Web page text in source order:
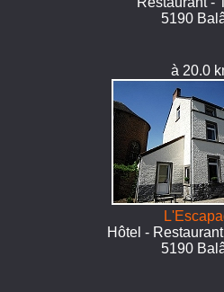
5190
à 20.0
Hôtel -
5190